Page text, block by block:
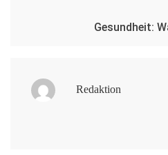
Gesundheit:
Redaktion